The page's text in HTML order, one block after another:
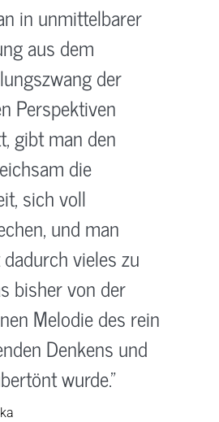
in unmittelbarer
aus dem
der
Perspektiven
gibt man den
die
sich voll
und man
vieles zu
bisher von der
Melodie des rein
Denkens und
wurde."